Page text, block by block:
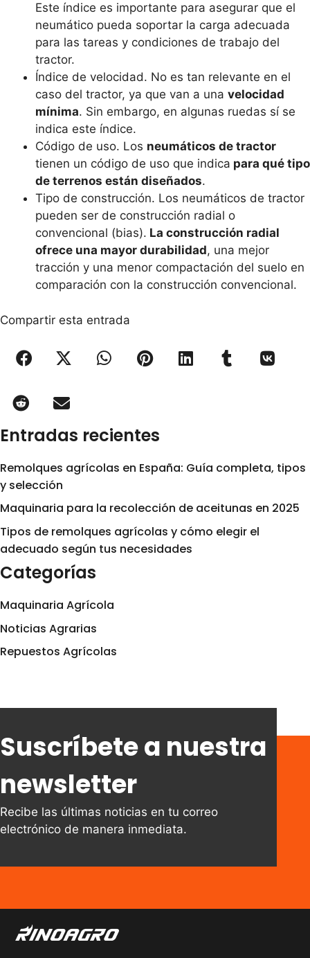
Este índice es importante para asegurar que el
neumático pueda soportar la carga adecuada
para las tareas y condiciones de trabajo del
tractor.
Índice de velocidad. No es tan relevante en el
caso del tractor, ya que van a una velocidad
mínima. Sin embargo, en algunas ruedas sí se
indica este índice.
Código de uso. Los neumáticos de tractor
tienen un código de uso que indica para qué tipo
de terrenos están diseñados.
Tipo de construcción. Los neumáticos de tractor
pueden ser de construcción radial o
convencional (bias). La construcción radial
ofrece una mayor durabilidad, una mejor
tracción y una menor compactación del suelo en
comparación con la construcción convencional.
Compartir esta entrada
Entradas recientes
Remolques agrícolas en España: Guía completa, tipos
y selección
Maquinaria para la recolección de aceitunas en 2025
Tipos de remolques agrícolas y cómo elegir el
adecuado según tus necesidades
Categorías
Maquinaria Agrícola
Noticias Agrarias
Repuestos Agrícolas
Suscríbete a nuestra
newsletter
Recibe las últimas noticias en tu correo
electrónico de manera inmediata.